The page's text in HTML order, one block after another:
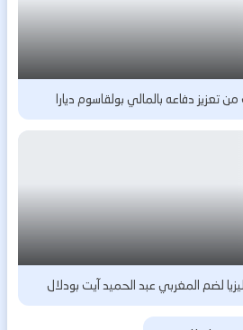
تعزيز دفاعه بالمالي بولقاسوم ديارا
لضم المغربي عبد الحميد آيت بودلال